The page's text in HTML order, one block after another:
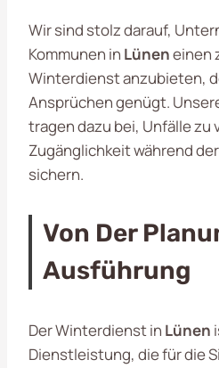
Wir sind stolz darauf,
Kommunen in Lüneneinen
Winterdienst anzubieten,
Ansprüchen genügt.
tragen dazu bei, Unfälle zu
Zugänglichkeit während
sichern.
Von Der
Ausführung
Der Winterdienst in Lünen
Dienstleistung, die für die